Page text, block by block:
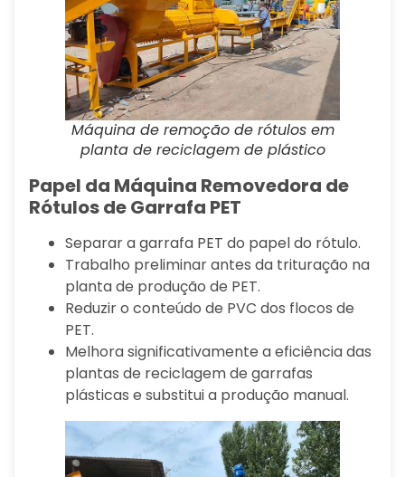
Máquina de remoção de rótulos em
planta de reciclagem de plástico
Papel da Máquina Removedora de
Rótulos de Garrafa PET
Separar a garrafa PET do papel do rótulo.
Trabalho preliminar antes da trituração na
planta de produção de PET.
Reduzir o conteúdo de PVC dos flocos de
PET.
Melhora significativamente a eficiência das
plantas de reciclagem de garrafas
plásticas e substitui a produção manual.